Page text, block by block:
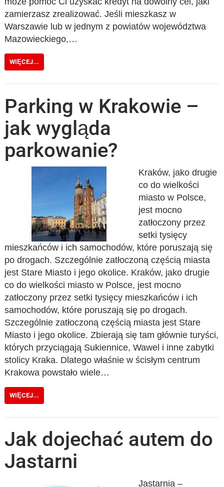
zamierzasz zrealizować. Jeśli mieszkasz w
Warszawie lub w jednym z powiatów województwa
Mazowieckiego,…
WIĘCEJ...
Parking w Krakowie –
jak wygląda
parkowanie?
Kraków, jako drugie
co do wielkości
miasto w Polsce,
jest mocno
zatłoczony przez
setki tysięcy
mieszkańców i ich samochodów, które poruszają się
po drogach. Szczególnie zatłoczoną częścią miasta
jest Stare Miasto i jego okolice. Kraków, jako drugie
co do wielkości miasto w Polsce, jest mocno
zatłoczony przez setki tysięcy mieszkańców i ich
samochodów, które poruszają się po drogach.
Szczególnie zatłoczoną częścią miasta jest Stare
Miasto i jego okolice. Zbierają się tam głównie turyści,
których przyciągają Sukiennice, Wawel i inne zabytki
stolicy Kraka. Dlatego właśnie w ścisłym centrum
Krakowa powstało wiele…
WIĘCEJ...
Jak dojechać autem do
Jastarni
Jastarnia –